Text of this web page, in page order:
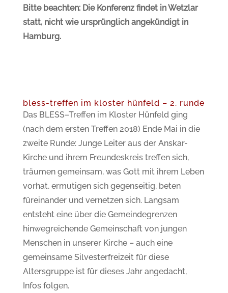
Bitte beachten: Die Konferenz findet in Wetzlar
statt, nicht wie ursprünglich angekündigt in
Hamburg.
bless-treffen im kloster hünfeld – 2. runde
Das BLESS–Treffen im Kloster Hünfeld ging
(nach dem ersten Treffen 2018) Ende Mai in die
zweite Runde: Junge Leiter aus der Anskar-
Kirche und ihrem Freundeskreis treffen sich,
träumen gemeinsam, was Gott mit ihrem Leben
vorhat, ermutigen sich gegenseitig, beten
füreinander und vernetzen sich. Langsam
entsteht eine über die Gemeindegrenzen
hinwegreichende Gemeinschaft von jungen
Menschen in unserer Kirche – auch eine
gemeinsame Silvesterfreizeit für diese
Altersgruppe ist für dieses Jahr angedacht,
Infos folgen.